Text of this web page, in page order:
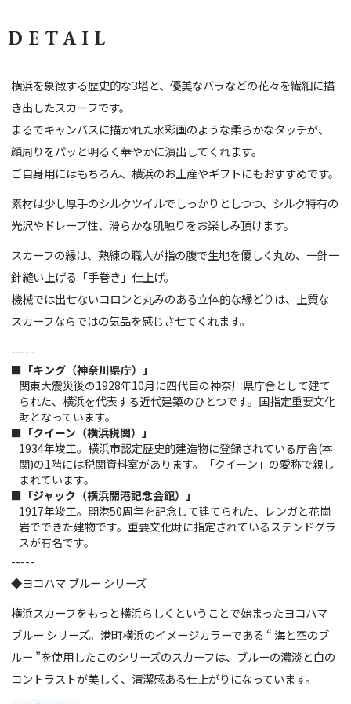
DETAIL
横浜を象徴する歴史的な3塔と、優美なバラなどの花々を繊細に描
き出したスカーフです。
まるでキャンバスに描かれた水彩画のような柔らかなタッチが、
顔周りをパッと明るく華やかに演出してくれます。
ご自身用にはもちろん、横浜のお土産やギフトにもおすすめです。
素材は少し厚手のシルクツイルでしっかりとしつつ、シルク特有の
光沢やドレープ性、滑らかな肌触りをお楽しみ頂けます。
スカーフの縁は、熟練の職人が指の腹で生地を優しく丸め、一針一
針縫い上げる「手巻き」仕上げ。
機械では出せないコロンと丸みのある立体的な縁どりは、上質な
スカーフならではの気品を感じさせてくれます。
-----
■「キング（神奈川県庁）」
関東大震災後の1928年10月に四代目の神奈川県庁舎として建て
られた、横浜を代表する近代建築のひとつです。国指定重要文化
財となっています。
■「クイーン（横浜税関）」
1934年竣工。横浜市認定歴史的建造物に登録されている庁舎(本
関)の1階には税関資料室があります。「クイーン」の愛称で親し
まれています。
■「ジャック（横浜開港記念会館）」
1917年竣工。開港50周年を記念して建てられた、レンガと花崗
岩でできた建物です。重要文化財に指定されているステンドグラ
スが有名です。
-----
◆ヨコハマ ブルー シリーズ
横浜スカーフをもっと横浜らしくということで始まったヨコハマ
ブルー シリーズ。港町横浜のイメージカラーである “ 海と空のブ
ルー ”を使用したこのシリーズのスカーフは、ブルーの濃淡と白の
コントラストが美しく、清潔感ある仕上がりになっています。